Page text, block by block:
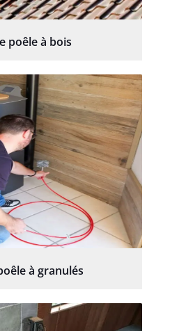
poêle à bois
à granulés